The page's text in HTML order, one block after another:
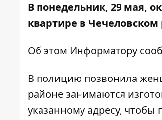
В понедельник, 29 мая,
квартире в
Об этом Информатору
В полицию позвонила
районе занимаются
указанному адресу,